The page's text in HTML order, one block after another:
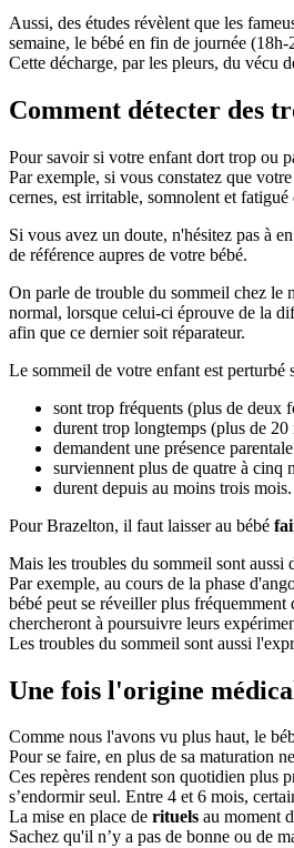
Aussi, des études révèlent que les
semaine, le bébé en fin de journée
Cette décharge, par les pleurs, du vécu
Comment détecter des
Pour savoir si votre enfant dort trop ou
Par exemple, si vous constatez que
cernes, est irritable, somnolent et fatigué
Si vous avez un doute, n'hésitez pas à
de référence aupres de votre bébé.
On parle de trouble du sommeil chez le
normal, lorsque celui-ci éprouve de la
afin que ce dernier soit réparateur.
Le sommeil de votre enfant est perturbé
sont trop fréquents (plus de deux
durent trop longtemps (plus de 20
demandent une présence
surviennent plus de quatre à cinq
durent depuis au moins trois mois.
Pour Brazelton, il faut laisser au bébé
Mais les troubles du sommeil sont aussi
Par exemple, au cours de la phase
bébé peut se réveiller plus
chercheront à poursuivre leurs
Les troubles du sommeil sont aussi
Une fois l'origine
Comme nous l'avons vu plus haut, le
Pour se faire, en plus de sa maturation
Ces repères rendent son quotidien plus
s’endormir seul. Entre 4 et 6 mois,
La mise en place de rituels au moment
Sachez qu'il n’y a pas de bonne ou de